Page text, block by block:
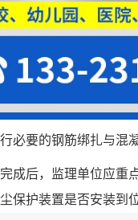
必要的钢筋绑扎与混
成后，监理单位应重
保护装置是否安装到